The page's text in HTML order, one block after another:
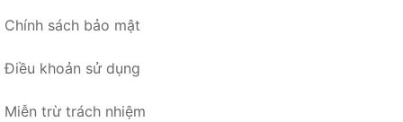
Chính sách bảo mật
Điều khoản sử dụng
Miễn trừ trách nhiệm